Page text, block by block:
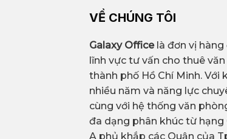
VỀ CHÚNG TÔI
Galaxy Officelà đơn vị hàng
lĩnh vực tư vấn cho thuê
thành phố Hồ Chí Minh. Với
nhiều năm và năng lực
cùng với hệ thống văn
đa dạng phân khúc từ hạng
A phủ khắp các Quận của